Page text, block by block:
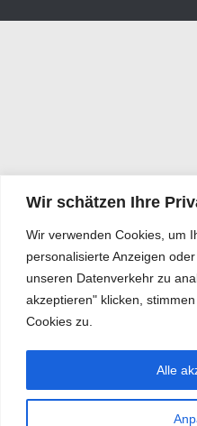
Wir schätzen Ihre
Wir verwenden Cookies, um
personalisierte Anzeigen
unseren Datenverkehr zu
akzeptieren" klicken,
Cookies zu.
Alle